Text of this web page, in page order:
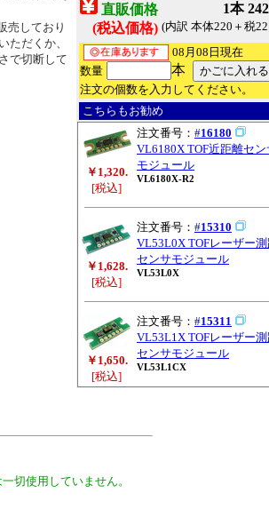
直販価格
(税込価格)
1本
(内訳 本体220＋税
08月08日現在
数量
本
注文の個数を入力してください。
こちらもお勧め
￥1,320.
[税込]
注文番号： #16180
VL6180X TOF近距離セン
モジュール
VL6180X-R2
￥1,628.
[税込]
注文番号： #15310
VL53L0X TOFレーザー
センサモジュール
VL53L0X
￥1,650.
[税込]
注文番号： #15311
VL53L1X TOFレーザー
センサモジュール
VL53L1CX
売しており
ただくか、
で切断して
切使用していません。